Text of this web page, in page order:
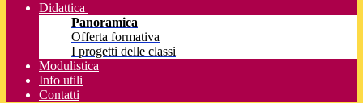
Didattica
Panoramica
Offerta formativa
I progetti delle classi
Modulistica
Info utili
Contatti